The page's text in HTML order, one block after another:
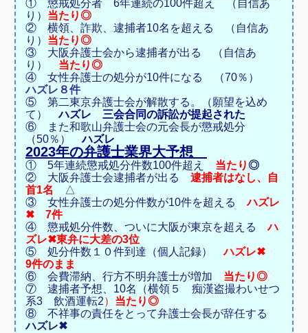
① 懲戒処分者 6年連続の100件超え （自信あ
り） 当たり◎
② 横領、詐欺、逮捕者10名を超える （自信あ
り） 当たり◎
③ 大阪弁護士会から逮捕者が出る （自信あ
り） 当たり◎
④ 女性弁護士の処分が10件になる （70％）
ハズレ８件
⑤ 第二東京弁護士会が解散する。（願望を込め
て）ハズレ 三会合同の訴訟が提起された
⑥ また和歌山弁護士会の元会長が懲戒処分
（50％）ハズレ
2023年の弁護士業界大予想
① 5年連続懲戒処分件数100件超え 当たり◎
② 大阪弁護士会逮捕者が出る
逮捕者はなし、自
首1名
△
③ 女性弁護士の処分件数が10件を超える
ハズレ
✖ 7件
④ 懲戒処分件数、ついに大阪が東京を超えるハ
ズレ✖東弁に大差の3位
⑤ 処分件数１０件到達（個人記録）ハズレ✖
9件のまま
⑥ 会費滞納、行方不明弁護士が増加
当たり◎
⑦ 逮捕者予想、10名（横領５ 痴漢盗撮わいせつ
系3 飲酒運転2） 当たり◎
⑧ 不祥事の責任をとって弁護士会長が辞任する
ハズレ✖